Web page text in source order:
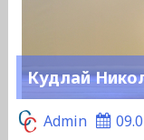
Кудлай
Admin